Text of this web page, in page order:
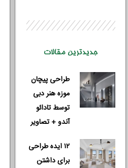
جدیدترین مقالات
طراحی پیچان
موزه هنر دبی
توسط تادائو
آندو + تصاویر
۱۲ ایده طراحی
برای داشتن